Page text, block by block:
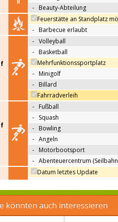
- Beauty-Abteilung
Feuerstätte an Standplatz
- Barbecue erlaubt
- Volleyball
- Basketball
Mehrfunktionssportplatz
- Minigolf
- Billard
Fahrradverleih
- Fußball
- Squash
- Bowling
- Angeln
- Motorbootsport
- Abenteuercentrum
Datum letztes Update
könnten auch interessieren